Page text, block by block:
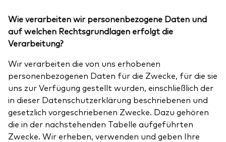
Wie verarbeiten wir personenbezogene Daten und
auf welchen Rechtsgrundlagen erfolgt die
Verarbeitung?
Wir verarbeiten die von uns erhobenen
personenbezogenen Daten für die Zwecke, für die sie
uns zur Verfügung gestellt wurden, einschließlich der
in dieser Datenschutzerklärung beschriebenen und
gesetzlich vorgeschriebenen Zwecke. Dazu gehören
die in der nachstehenden Tabelle aufgeführten
Zwecke. Wir erheben, verwenden und geben Ihre